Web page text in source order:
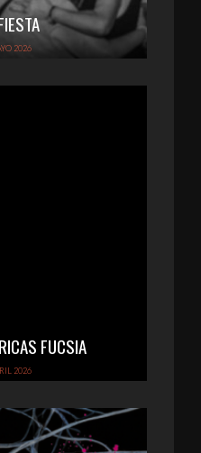
2026
FUCSIA
2026